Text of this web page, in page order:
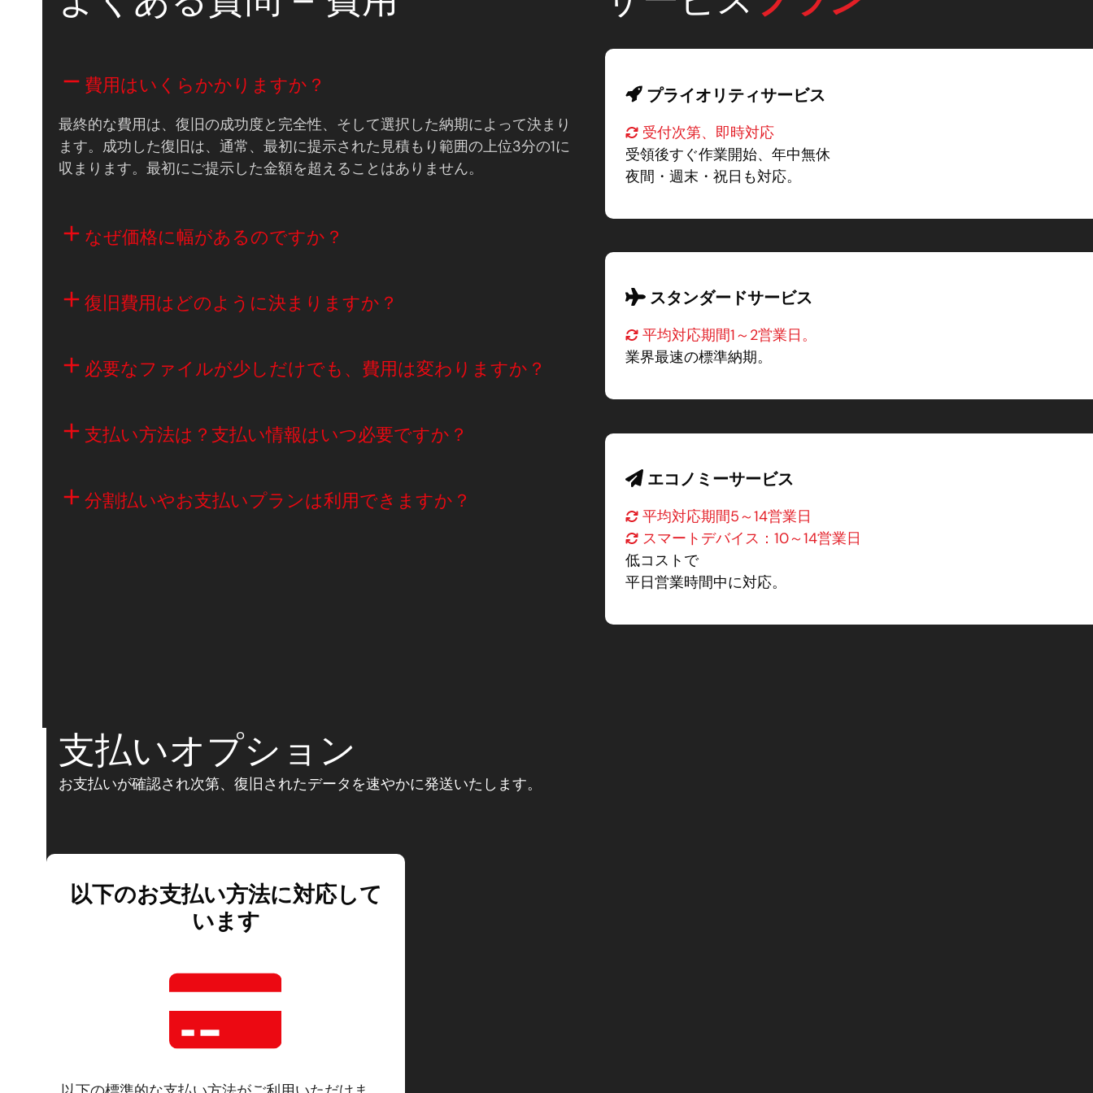
費用はいくらかかりますか？
最終的な費用は、復旧の成功度と完全性、そして選択した納期によって決まり
ます。成功した復旧は、通常、最初に提示された見積もり範囲の上位3分の1に
収まります。最初にご提示した金額を超えることはありません。
なぜ価格に幅があるのですか？
復旧費用はどのように決まりますか？
必要なファイルが少しだけでも、費用は変わりますか？
支払い方法は？支払い情報はいつ必要ですか？
分割払いやお支払いプランは利用できますか？
プライオリティサービス
受付次第、即時対応
受領後すぐ作業開始、年中無休
夜間・週末・祝日も対応。
スタンダードサービス
平均対応期間1～2営業日。
業界最速の標準納期。
エコノミーサービス
平均対応期間5～14営業日
スマートデバイス：10～14営業日
低コストで
平日営業時間中に対応。
支払いオプション
お支払いが確認され次第、復旧されたデータを速やかに発送いたします。
以下のお支払い方法に対応して
います